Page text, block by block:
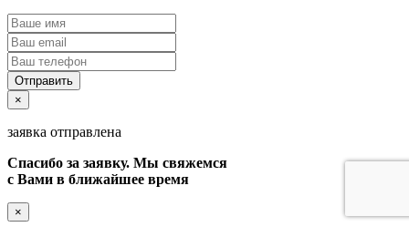
Отправить
×
заявка отправлена
Спасибо за заявку. Мы свяжемся
с Вами в ближайшее время
×